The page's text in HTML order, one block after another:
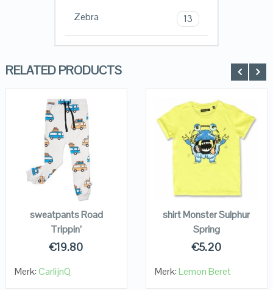
Zebra 13
RELATED PRODUCTS
QUICK LOOK
VIEW DETAILS
KOPEN
sweatpants Road
Trippin’
€19.80
Merk:CarlijnQ
QUICK LOOK
KOPEN
shirt Monster Sulphur
Spring
€5.20
Merk:Lemon Beret